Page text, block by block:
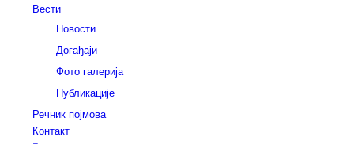
Вести
Новости
Догађаји
Фото галерија
Публикације
Речник појмова
Контакт